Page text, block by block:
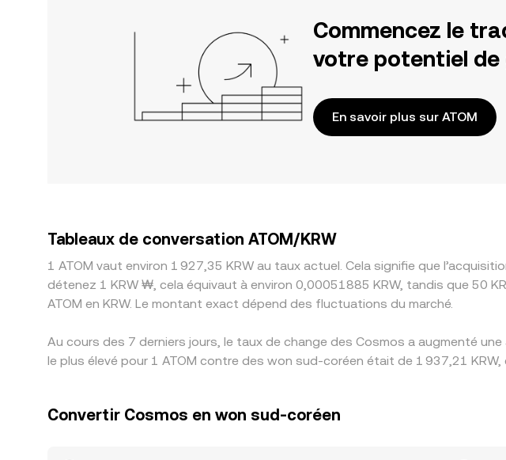
Commencez le
votre potentiel de
En savoir plus sur ATOM
Tableaux de conversation ATOM/KRW
1 ATOM vaut environ 1 927,35 KRW au taux actuel. Cela signifie que
détenez 1 KRW ₩, cela équivaut à environ 0,00051885 KRW, tandis que 50
ATOM en KRW. Le montant exact dépend des fluctuations du marché.
Au cours des 7 derniers jours, le taux de change des Cosmos a augmenté
le plus élevé pour 1 ATOM contre des won sud-coréen était de 1 937,21
Convertir Cosmos en won sud-coréen